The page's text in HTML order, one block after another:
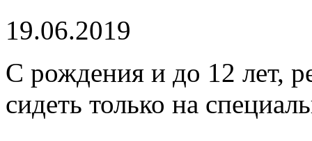
19.06.2019
С рождения и до 12 лет,
сидеть только на